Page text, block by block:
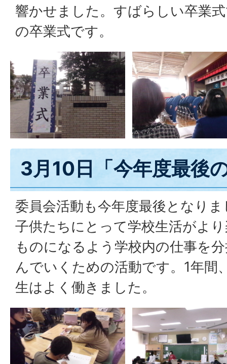
響かせました。すばらしい卒業
の卒業式です。
3月10日「今年度最後
委員会活動も今年度最後となり
子供たちにとって学校生活がよ
ものになるよう学校内の仕事を
んでいくための活動です。1年間
生はよく働きました。